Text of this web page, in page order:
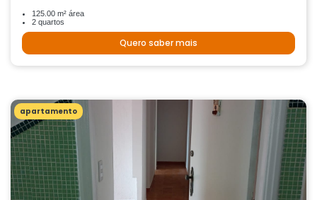
125.00 m² área
2 quartos
Quero saber mais
apartamento